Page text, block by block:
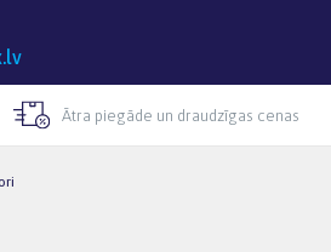
Ātra piegāde un draudzīgas cenas